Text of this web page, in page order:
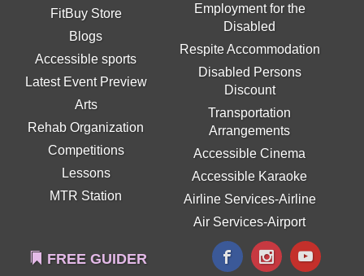
FitBuy Store
Blogs
Accessible sports
Latest Event Preview
Arts
Rehab Organization
Competitions
Lessons
MTR Station
Employment for the
Disabled
Respite Accommodation
Disabled Persons
Discount
Transportation
Arrangements
Accessible Cinema
Accessible Karaoke
Airline Services-Airline
Air Services-Airport
FREE GUIDER